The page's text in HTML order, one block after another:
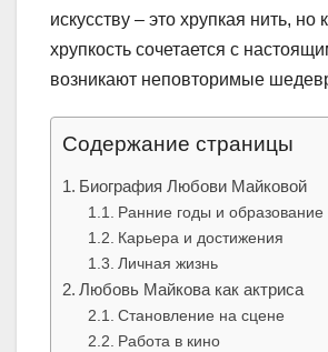
искусству – это хрупкая нить, но
хрупкость сочетается с
возникают неповторимые
Содержание страницы
Биография Любови Майковой
Ранние годы и образование
Карьера и достижения
Личная жизнь
Любовь Майкова как актриса
Становление на сцене
Работа в кино